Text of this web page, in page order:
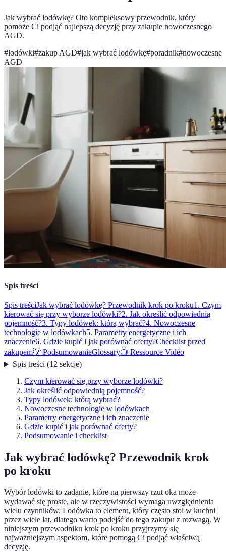
Jak wybrać lodówkę? Oto kompleksowy przewodnik, który
pomoże Ci podjąć najlepszą decyzję przy zakupie nowoczesnego
AGD.
#lodówki#zakup AGD#jak wybrać lodówkę#poradnik#nowoczesne
AGD
Spis treści
Spis treściJak wybrać lodówkę? Przewodnik krok po kroku1. Czym
kierować się przy wyborze lodówki?2. Jak określić odpowiednią
pojemność?3. Typy lodówek: którą wybrać?4. Nowoczesne
technologie w lodówkach5. Parametry energetyczne i ich
znaczenie6. Gdzie kupić i jak porównać oferty?Checklist przed
zakupem💡 PodsumowanieGlossary📺 Ressource Vidéo
Spis treści(12 sekcje)
Czym kierować się przy wyborze lodówki?
Jak określić odpowiednią pojemność?
Typy lodówek: którą wybrać?
Nowoczesne technologie w lodówkach
Parametry energetyczne i ich znaczenie
Gdzie kupić i jak porównać oferty?
Podsumowanie i checklist
Jak wybrać lodówkę? Przewodnik krok
po kroku
Wybór lodówki to zadanie, które na pierwszy rzut oka może
wydawać się proste, ale w rzeczywistości wymaga uwzględnienia
wielu czynników. Lodówka to element, który często stoi w kuchni
przez wiele lat, dlatego warto podejść do tego zakupu z rozwagą. W
niniejszym przewodniku krok po kroku przyjrzymy się
najważniejszym aspektom, które pomogą Ci podjąć właściwą
decyzję.